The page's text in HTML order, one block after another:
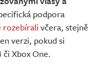
podpora
rozebírali včera, stejně
verzi, pokud si
Xbox One.